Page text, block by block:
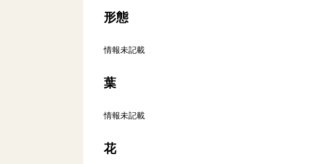
形態
情報未記載
葉
情報未記載
花